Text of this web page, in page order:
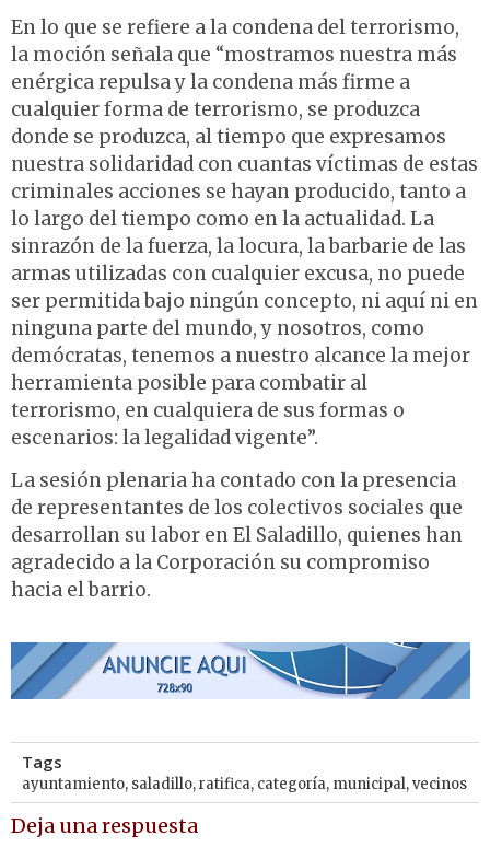
En lo que se refiere a la condena del terrorismo,
la moción señala que “mostramos nuestra más
enérgica repulsa y la condena más firme a
cualquier forma de terrorismo, se produzca
donde se produzca, al tiempo que expresamos
nuestra solidaridad con cuantas víctimas de estas
criminales acciones se hayan producido, tanto a
lo largo del tiempo como en la actualidad. La
sinrazón de la fuerza, la locura, la barbarie de las
armas utilizadas con cualquier excusa, no puede
ser permitida bajo ningún concepto, ni aquí ni en
ninguna parte del mundo, y nosotros, como
demócratas, tenemos a nuestro alcance la mejor
herramienta posible para combatir al
terrorismo, en cualquiera de sus formas o
escenarios: la legalidad vigente”.
La sesión plenaria ha contado con la presencia
de representantes de los colectivos sociales que
desarrollan su labor en El Saladillo, quienes han
agradecido a la Corporación su compromiso
hacia el barrio.
Tags
ayuntamiento, saladillo,ratifica, categoría, municipal,vecinos
Deja una respuesta